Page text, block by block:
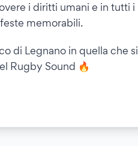
i diritti umani e in tutti i
memorabili.
di Legnano in quella che si
Rugby Sound 🔥